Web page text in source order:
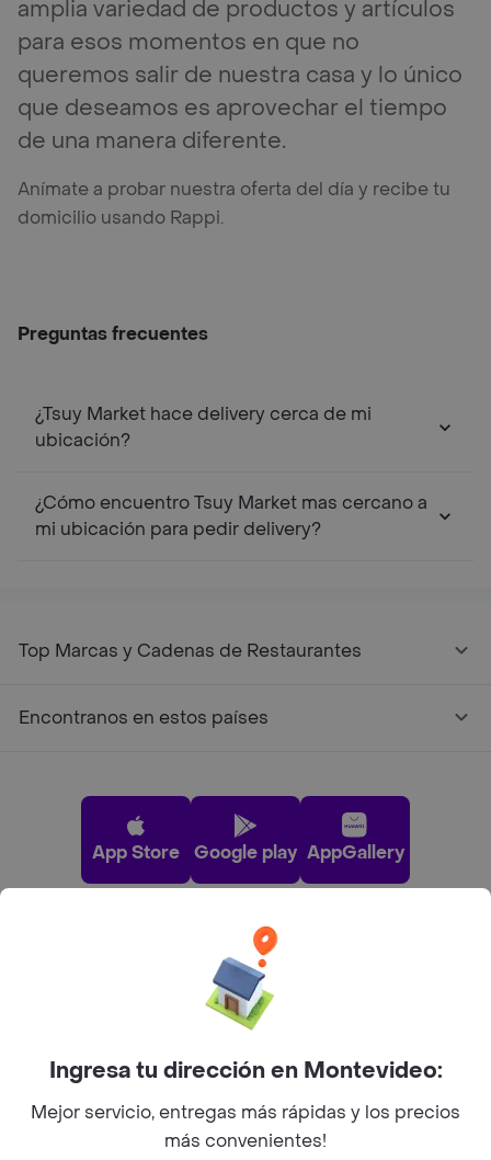
amplia variedad de productos y artículos
para esos momentos en que no
queremos salir de nuestra casa y lo único
que deseamos es aprovechar el tiempo
de una manera diferente.
Anímate a probar nuestra oferta del día y recibe tu
domicilio usando Rappi.
Preguntas frecuentes
¿Tsuy Market hace delivery cerca de mi
ubicación?
¿Cómo encuentro Tsuy Market mas cercano a
mi ubicación para pedir delivery?
Top Marcas y Cadenas de Restaurantes
Encontranos en estos países
App Store Google play AppGallery
Pide tu comida favorita cerca de ti
Ingresa tu dirección en Montevideo:
Mejor servicio, entregas más rápidas y los precios
más convenientes!